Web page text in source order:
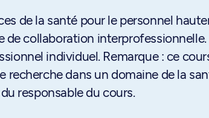
de la santé pour le personnel
de collaboration interprofessionnelle.
individuel. Remarque : ce
dans un domaine de la
responsable du cours.